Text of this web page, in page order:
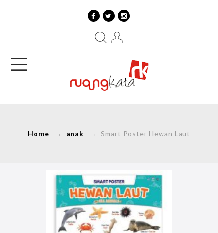
Home → anak → Smart Poster Hewan Laut